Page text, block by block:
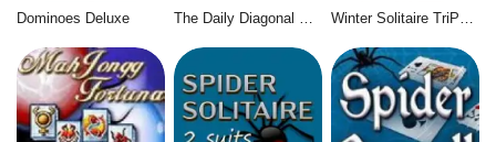
Dominoes Deluxe